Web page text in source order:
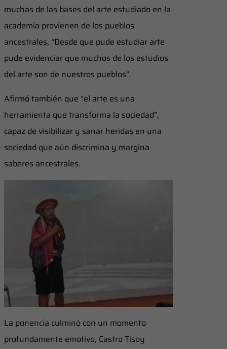
muchas de las bases del arte estudiado en la
academia provienen de los pueblos
ancestrales, “Desde que pude estudiar arte
pude evidenciar que muchos de los estudios
del arte son de nuestros pueblos”.
Afirmó también que “el arte es una
herramienta que transforma la sociedad”,
capaz de visibilizar y sanar heridas en una
sociedad que aún discrimina y margina
saberes ancestrales.
La ponencia culminó con un momento
profundamente emotivo, Castro Tisoy